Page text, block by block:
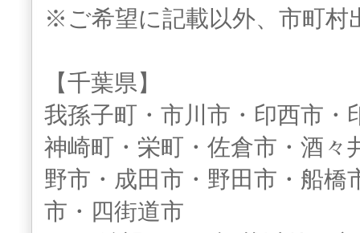
※ご希望に記載以外、市町村
【千葉県】
我孫子町・市川市・印西市・
神崎町・栄町・佐倉市・酒々
野市・成田市・野田市・船橋
市・四街道市